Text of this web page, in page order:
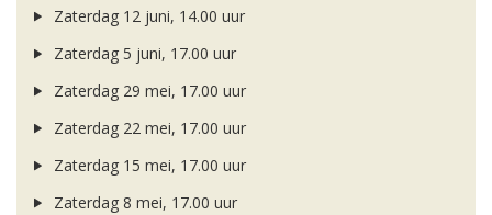
Zaterdag 12 juni, 14.00 uur
Zaterdag 5 juni, 17.00 uur
Zaterdag 29 mei, 17.00 uur
Zaterdag 22 mei, 17.00 uur
Zaterdag 15 mei, 17.00 uur
Zaterdag 8 mei, 17.00 uur